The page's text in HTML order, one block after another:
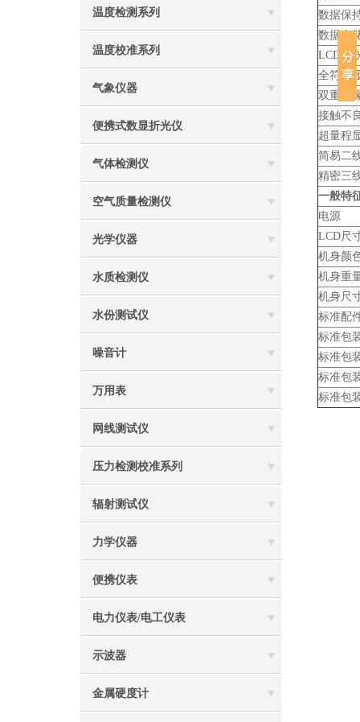
温度检测系列
温度校准系列
气象仪器
便携式数显折光仪
气体检测仪
空气质量检测仪
光学仪器
水质检测仪
水份测试仪
噪音计
万用表
网线测试仪
压力检测校准系列
辐射测试仪
力学仪器
便携仪表
电力仪表/电工仪表
示波器
金属硬度计
数据保
数据存
LCD 背
全符号
双重绝
接触不
超量程
简易二
精密三
一般特
电源
LCD尺
机身颜
机身重
机身尺
标准配
标准包
标准包
标准包
标准包